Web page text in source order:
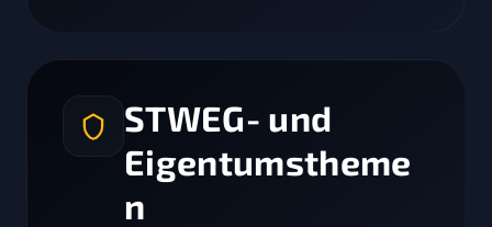
STWEG- und
Eigentumstheme
n